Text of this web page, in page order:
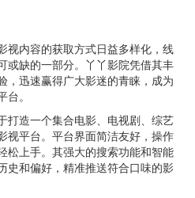
视内容的获取方式日益多样化，线
或缺的一部分。丫丫影院凭借其丰
，迅速赢得广大影迷的青睐，成为
。
打造一个集合电影、电视剧、综艺
视平台。平台界面简洁友好，操作
松上手。其强大的搜索功能和智能
史和偏好，精准推送符合口味的影